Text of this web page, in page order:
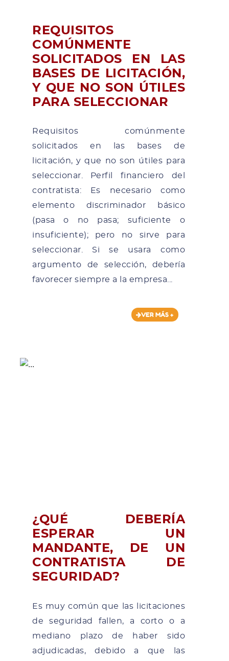
REQUISITOS
COMÚNMENTE
SOLICITADOS EN LAS
BASES DE LICITACIÓN,
Y QUE NO SON ÚTILES
PARA SELECCIONAR
Requisitos comúnmente
solicitados en las bases de
licitación, y que no son útiles para
seleccionar. Perfil financiero del
contratista: Es necesario como
elemento discriminador básico
(pasa o no pasa; suficiente o
insuficiente); pero no sirve para
seleccionar. Si se usara como
argumento de selección, debería
favorecer siempre a la empresa...
VER MÁS +
¿QUÉ DEBERÍA
ESPERAR UN
MANDANTE, DE UN
CONTRATISTA DE
SEGURIDAD?
Es muy común que las licitaciones
de seguridad fallen, a corto o a
mediano plazo de haber sido
adjudicadas, debido a que las